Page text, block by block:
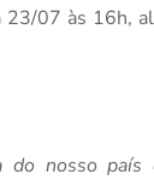
07 às 16h,
do nosso